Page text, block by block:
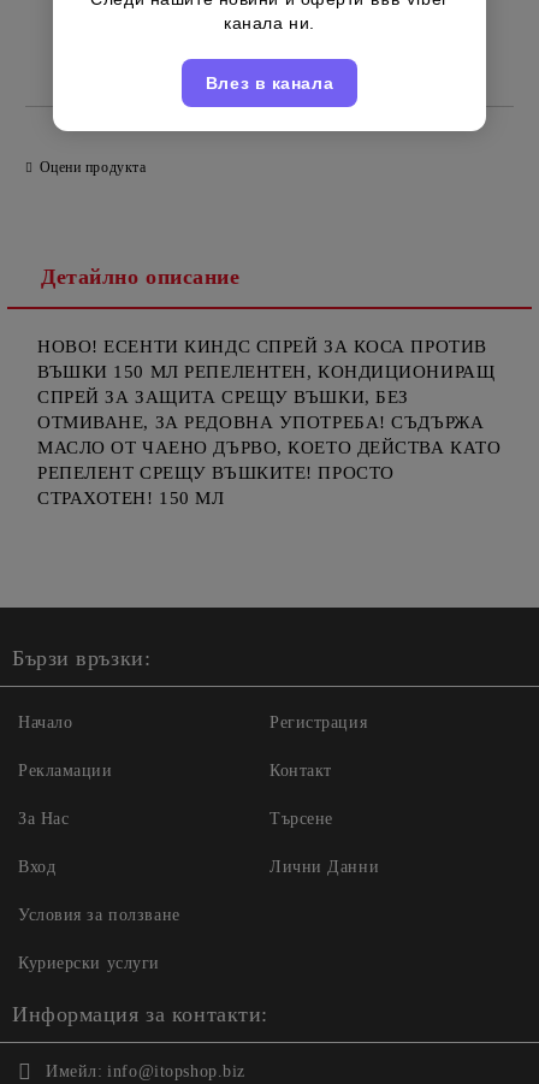
Оцени продукта
Детайлно описание
НОВО! ЕСЕНТИ КИНДС СПРЕЙ ЗА КОСА ПРОТИВ
ВЪШКИ 150 МЛ РЕПЕЛЕНТЕН, КОНДИЦИОНИРАЩ
СПРЕЙ ЗА ЗАЩИТА СРЕЩУ ВЪШКИ, БЕЗ
ОТМИВАНЕ, ЗА РЕДОВНА УПОТРЕБА! СЪДЪРЖА
МАСЛО ОТ ЧАЕНО ДЪРВО, КОЕТО ДЕЙСТВА КАТО
РЕПЕЛЕНТ СРЕЩУ ВЪШКИТЕ! ПРОСТО
СТРАХОТЕН! 150 МЛ
Бързи връзки:
Начало
Рекламации
За Нас
Вход
Регистрация
Контакт
Търсене
Лични Данни
Условия за ползване
Куриерски услуги
Информация за контакти:
Имейл: info@itopshop.biz
канала ни.
Влез в канала